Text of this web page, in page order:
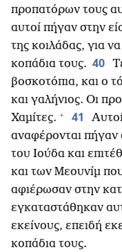
προπατόρων τους
αυτοί πήγαν στην
της κοιλάδας, για
κοπάδια τους. 40
βοσκοτόπια, και ο
και γαλήνιος. Οι
Χαμίτες. + 41
αναφέρονται πήγαν
του Ιούδα και
και των Μεουνίμ
αφιέρωσαν στην
εγκαταστάθηκαν
εκείνους, επειδή
κοπάδια τους.